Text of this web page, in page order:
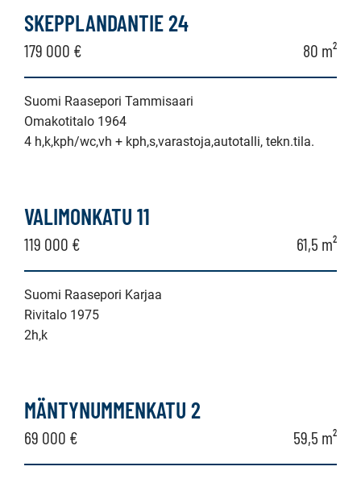
SKEPPLANDANTIE 24
179 000 € 80 m²
Suomi Raasepori Tammisaari
Omakotitalo 1964
4 h,k,kph/wc,vh + kph,s,varastoja,autotalli, tekn.tila.
VALIMONKATU 11
119 000 € 61,5 m²
Suomi Raasepori Karjaa
Rivitalo 1975
2h,k
MÄNTYNUMMENKATU 2
69 000 € 59,5 m²